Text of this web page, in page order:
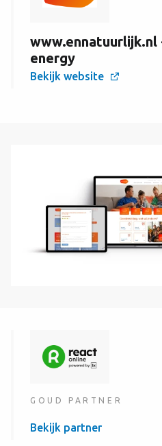
energy
Bekijk website
GOUD PARTNER
Bekijk partner